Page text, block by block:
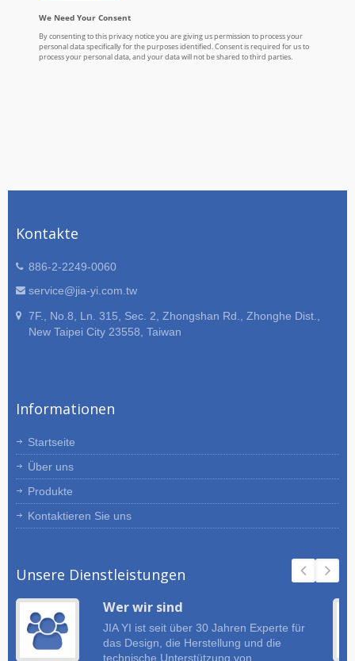
Kontakte
886-2-2249-0060
service@jia-yi.com.tw
7F., No.8, Ln. 315, Sec. 2, Zhongshan Rd., Zhonghe Dist.,
New Taipei City 23558, Taiwan
Informationen
Startseite
Über uns
Produkte
Kontaktieren Sie uns
Unsere Dienstleistungen
Wer wir sind
JIA YI ist seit über 30 Jahren Experte für
das Design, die Herstellung und die
technische Unterstützung von